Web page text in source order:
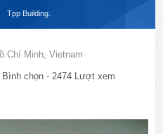
Tpp Building.
Chí Minh, Vietnam
Bình chọn - 2474 Lượt xem